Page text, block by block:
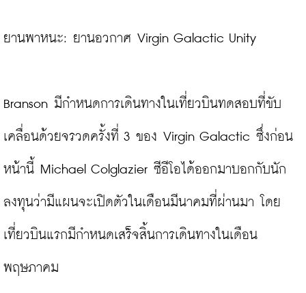
ยานพาหนะ: ยานอวกาศ Virgin Galactic Unity
Branson มีกำหนดการเดินทางในเที่ยวบินทดสอบที่ขับ
เคลื่อนด้วยจรวดครั้งที่ 3 ของ Virgin Galactic ซึ่งก่อน
หน้านี้ Michael Colglazier ซีอีโอได้ออกมาบอกกับนัก
ลงทุนว่ามีแผนจะเปิดตัวในเดือนมีนาคมที่ผ่านมา โดย
เที่ยวบินแรกมีกำหนดเสร็จสิ้นการเดินทางในเดือน
พฤษภาคม